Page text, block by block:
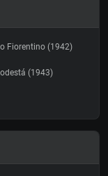
Fiorentino (1942)
(1943)